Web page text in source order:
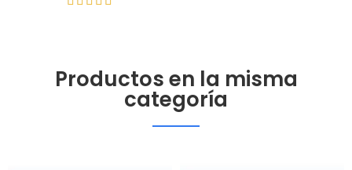
Productos en la misma
categoría